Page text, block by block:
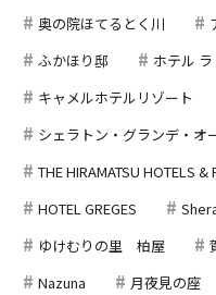
奥の院ほてるとく川
ふかほり邸
ホテル
キャメルホテルリゾート
シェラトン・グランデ・オ
THE HIRAMATSU HOTELS &
HOTEL GREGES
ゆけむりの里 柏屋
Nazuna
月夜見の座